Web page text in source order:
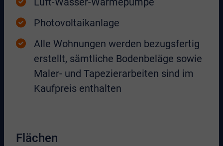
Photovoltaikanlage
Alle Wohnungen werden bezugsfertig
erstellt, sämtliche Bodenbeläge sowie
Maler- und Tapezierarbeiten sind im
Kaufpreis enthalten
Flächen